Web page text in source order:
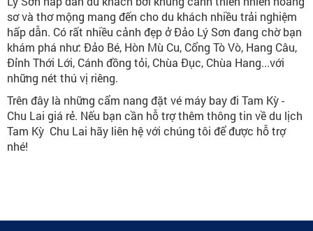
sơ và thơ mộng mang đến cho du khách nhiều trải nghiệm
hấp dẫn. Có rất nhiều cảnh đẹp ở Đảo Lý Sơn đang chờ bạn
khám phá như: Đảo Bé, Hòn Mù Cu, Cổng Tò Vò, Hang Câu,
Đỉnh Thới Lới, Cánh đồng tỏi, Chùa Đục, Chùa Hang...với
những nét thú vị riêng.
Trên đây là những cẩm nang đặt vé máy bay đi Tam Kỳ -
Chu Lai giá rẻ. Nếu bạn cần hỗ trợ thêm thông tin về du lịch
Tam Kỳ Chu Lai hãy liên hệ với chúng tôi để được hỗ trợ
nhé!